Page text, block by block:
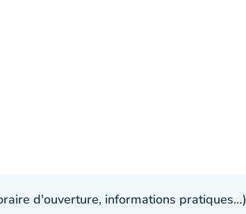
d'ouverture, informations pratiques…)